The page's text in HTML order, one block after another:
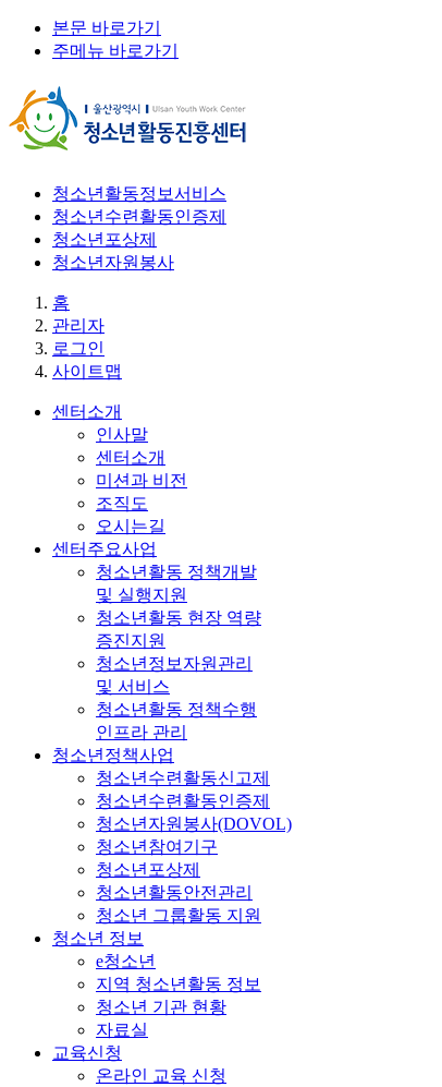
본문 바로가기
주메뉴 바로가기
청소년활동정보서비스
청소년수련활동인증제
청소년포상제
청소년자원봉사
홈
관리자
로그인
사이트맵
센터소개
인사말
센터소개
미션과 비전
조직도
오시는길
센터주요사업
청소년활동 정책개발
및 실행지원
청소년활동 현장 역량
증진지원
청소년정보자원관리
및 서비스
청소년활동 정책수행
인프라 관리
청소년정책사업
청소년수련활동신고제
청소년수련활동인증제
청소년자원봉사(DOVOL)
청소년참여기구
청소년포상제
청소년활동안전관리
청소년 그룹활동 지원
청소년 정보
e청소년
지역 청소년활동 정보
청소년 기관 현황
자료실
교육신청
온라인 교육 신청